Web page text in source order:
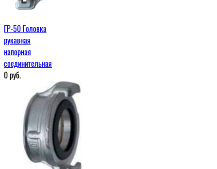
ГР-50 Головка
рукавная
напорная
соединительная
0руб.